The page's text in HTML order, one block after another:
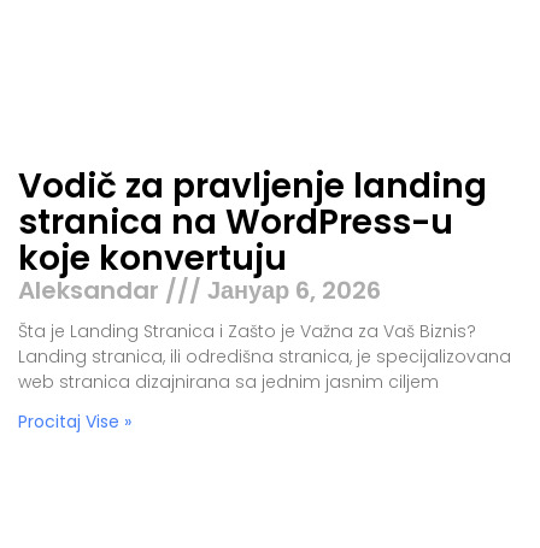
Vodič za pravljenje landing
stranica na WordPress-u
koje konvertuju
Aleksandar Јануар 6, 2026
Šta je Landing Stranica i Zašto je Važna za Vaš Biznis?
Landing stranica, ili odredišna stranica, je specijalizovana
web stranica dizajnirana sa jednim jasnim ciljem
Procitaj Vise »